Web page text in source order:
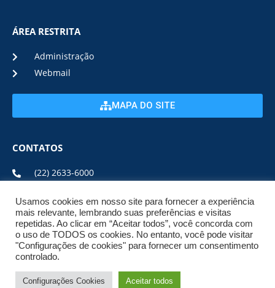
ÁREA RESTRITA
Administração
Webmail
MAPA DO SITE
CONTATOS
(22) 2633-6000
ENDEREÇO E HORÁRIO
ESTRADA DA USINA, Nº 600 CENTRO, CEP: 28950-000
DE SEGUNDA A SEXTA DE 08:00 ÀS 17:00
Usamos cookies em nosso site para fornecer a experiência
mais relevante, lembrando suas preferências e visitas
repetidas. Ao clicar em “Aceitar todos”, você concorda com
o uso de TODOS os cookies. No entanto, você pode visitar
"Configurações de cookies" para fornecer um consentimento
controlado.
Configurações Cookies Aceitar todos